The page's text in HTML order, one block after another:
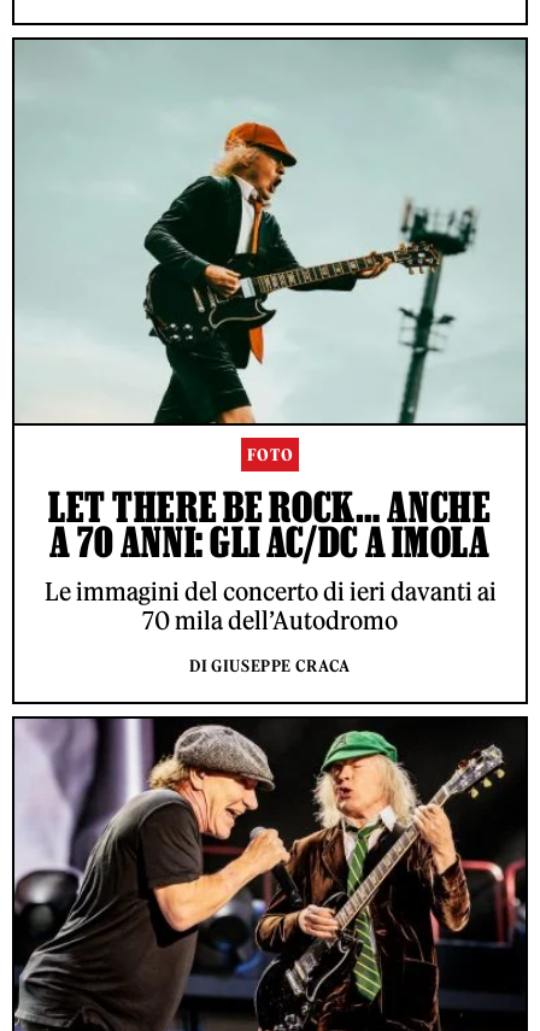
FOTO
LET THERE BE ROCK… ANCHE
A 70 ANNI: GLI AC/DC A IMOLA
Le immagini del concerto di ieri davanti ai
70 mila dell’Autodromo
DI GIUSEPPE CRACA